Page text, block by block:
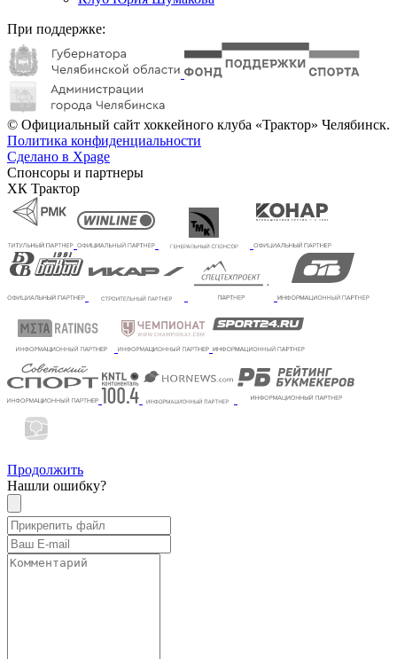
При поддержке:
© Официальный сайт хоккейного клуба «Трактор» Челябинск.
Политика конфиденциальности
Сделано в Xpage
Спонсоры и партнеры
ХК Трактор
Продолжить
Нашли ошибку?